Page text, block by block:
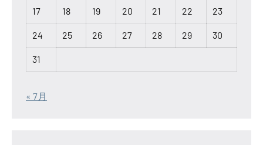
17 18 19 20 21 22 23
24 25 26 27 28 29 30
31
« 7月